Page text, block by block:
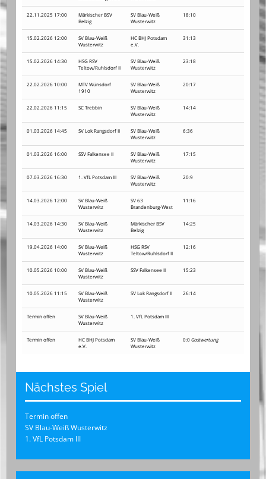
22.11.2025 17:00
Märkischer BSV
Belzig
SV Blau-Weiß
Wusterwitz
18:10
15.02.2026 12:00
SV Blau-Weiß
Wusterwitz
HC BHJ Potsdam
e.V.
31:13
15.02.2026 14:30
HSG RSV
Teltow/Ruhlsdorf II
SV Blau-Weiß
Wusterwitz
23:18
22.02.2026 10:00
MTV Wünsdorf
1910
SV Blau-Weiß
Wusterwitz
20:17
22.02.2026 11:15 SC Trebbin
SV Blau-Weiß
Wusterwitz
14:14
01.03.2026 14:45 SV Lok Rangsdorf II
SV Blau-Weiß
Wusterwitz
6:36
01.03.2026 16:00 SSV Falkensee II
SV Blau-Weiß
Wusterwitz
17:15
07.03.2026 16:30 1. VfL Potsdam III
SV Blau-Weiß
Wusterwitz
20:9
14.03.2026 12:00
SV Blau-Weiß
Wusterwitz
SV 63
Brandenburg-West
11:16
14.03.2026 14:30
SV Blau-Weiß
Wusterwitz
Märkischer BSV
Belzig
14:25
19.04.2026 14:00
SV Blau-Weiß
Wusterwitz
HSG RSV
Teltow/Ruhlsdorf II
12:16
10.05.2026 10:00
SV Blau-Weiß
Wusterwitz
SSV Falkensee II 15:23
10.05.2026 11:15
SV Blau-Weiß
Wusterwitz
SV Lok Rangsdorf II 26:14
Termin offen
SV Blau-Weiß
Wusterwitz
1. VfL Potsdam III
Termin offen
HC BHJ Potsdam
e.V.
SV Blau-Weiß
Wusterwitz
0:0Gastwertung
Nächstes Spiel
Termin offen
SV Blau-Weiß Wusterwitz
1. VfL Potsdam III